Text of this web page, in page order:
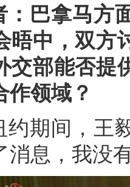
：巴拿马方
中，双方
交部能否提
作领域？
约期间，王
消息，我没